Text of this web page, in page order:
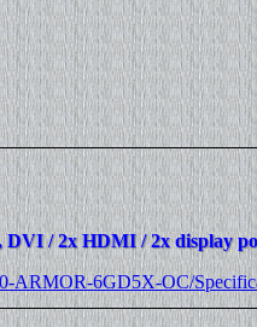
DVI / 2x HDMI / 2x display
ARMOR-6GD5X-OC/